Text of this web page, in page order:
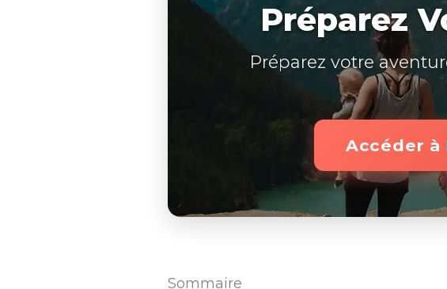
Préparez
Préparez votre
Accéder à
Sommaire